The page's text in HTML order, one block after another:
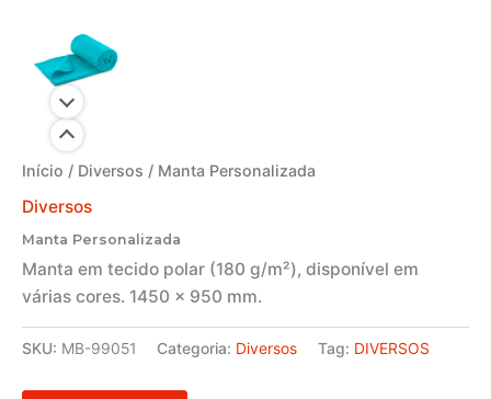
Início / Diversos / Manta Personalizada
Diversos
Manta Personalizada
Manta em tecido polar (180 g/m²), disponível em
várias cores. 1450 x 950 mm.
SKU: MB-99051 Categoria: Diversos Tag: DIVERSOS